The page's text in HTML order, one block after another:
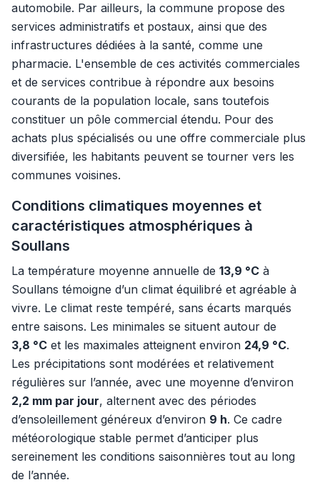
automobile. Par ailleurs, la commune propose des
services administratifs et postaux, ainsi que des
infrastructures dédiées à la santé, comme une
pharmacie. L'ensemble de ces activités commerciales
et de services contribue à répondre aux besoins
courants de la population locale, sans toutefois
constituer un pôle commercial étendu. Pour des
achats plus spécialisés ou une offre commerciale plus
diversifiée, les habitants peuvent se tourner vers les
communes voisines.
Conditions climatiques moyennes et
caractéristiques atmosphériques à
Soullans
La température moyenne annuelle de 13,9 °C à
Soullans témoigne d’un climat équilibré et agréable à
vivre. Le climat reste tempéré, sans écarts marqués
entre saisons. Les minimales se situent autour de
3,8 °C et les maximales atteignent environ 24,9 °C.
Les précipitations sont modérées et relativement
régulières sur l’année, avec une moyenne d’environ
2,2 mm par jour, alternent avec des périodes
d’ensoleillement généreux d’environ 9 h. Ce cadre
météorologique stable permet d’anticiper plus
sereinement les conditions saisonnières tout au long
de l’année.